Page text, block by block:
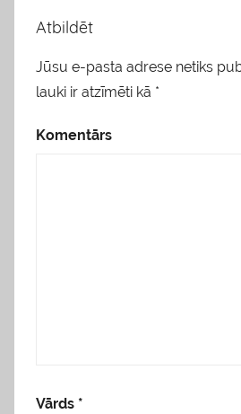
Atbildēt
Jūsu e-pasta adrese netiks
lauki ir atzīmēti kā *
Komentārs
Vārds *